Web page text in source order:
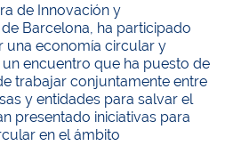
de Innovación y
Barcelona, ha participado
una economía circular y
un encuentro que ha puesto de
trabajar conjuntamente entre
y entidades para salvar el
presentado iniciativas para
en el ámbito